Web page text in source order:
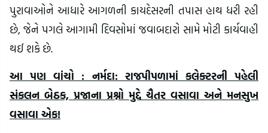
પુરાવાઓને આધારે આગળની કાયદેસરની તપાસ હાથ ધરી રહી
છે, જેને પગલે આગામી દિવસોમાં જવાબદારો સામે મોટી કાર્યવાહી
થઈ શકે છે.
આ પણ વાંચો : નર્મદા: રાજપીપળામાં કલેક્ટરની પહેલી
સંકલન બેઠક, પ્રજાના પ્રશ્નો મુદ્દે ચૈતર વસાવા અને મનસુખ
વસાવા એક!